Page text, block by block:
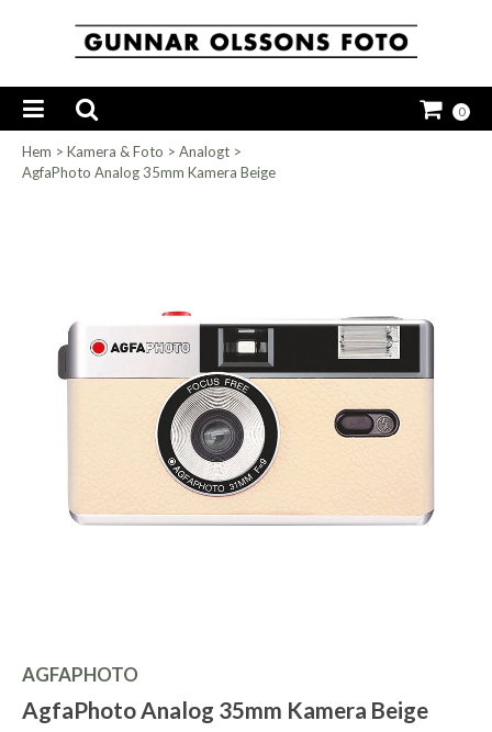
0
Hem > Kamera & Foto > Analogt >
AgfaPhoto Analog 35mm Kamera Beige
AGFAPHOTO
AgfaPhoto Analog 35mm Kamera Beige